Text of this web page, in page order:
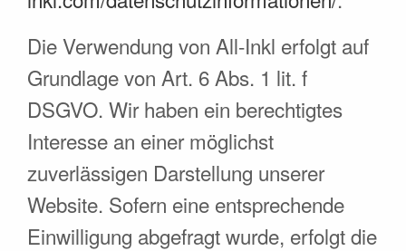
Die Verwendung von All-Inkl erfolgt auf
Grundlage von Art. 6 Abs. 1 lit. f
DSGVO. Wir haben ein berechtigtes
Interesse an einer möglichst
zuverlässigen Darstellung unserer
Website. Sofern eine entsprechende
Einwilligung abgefragt wurde, erfolgt die